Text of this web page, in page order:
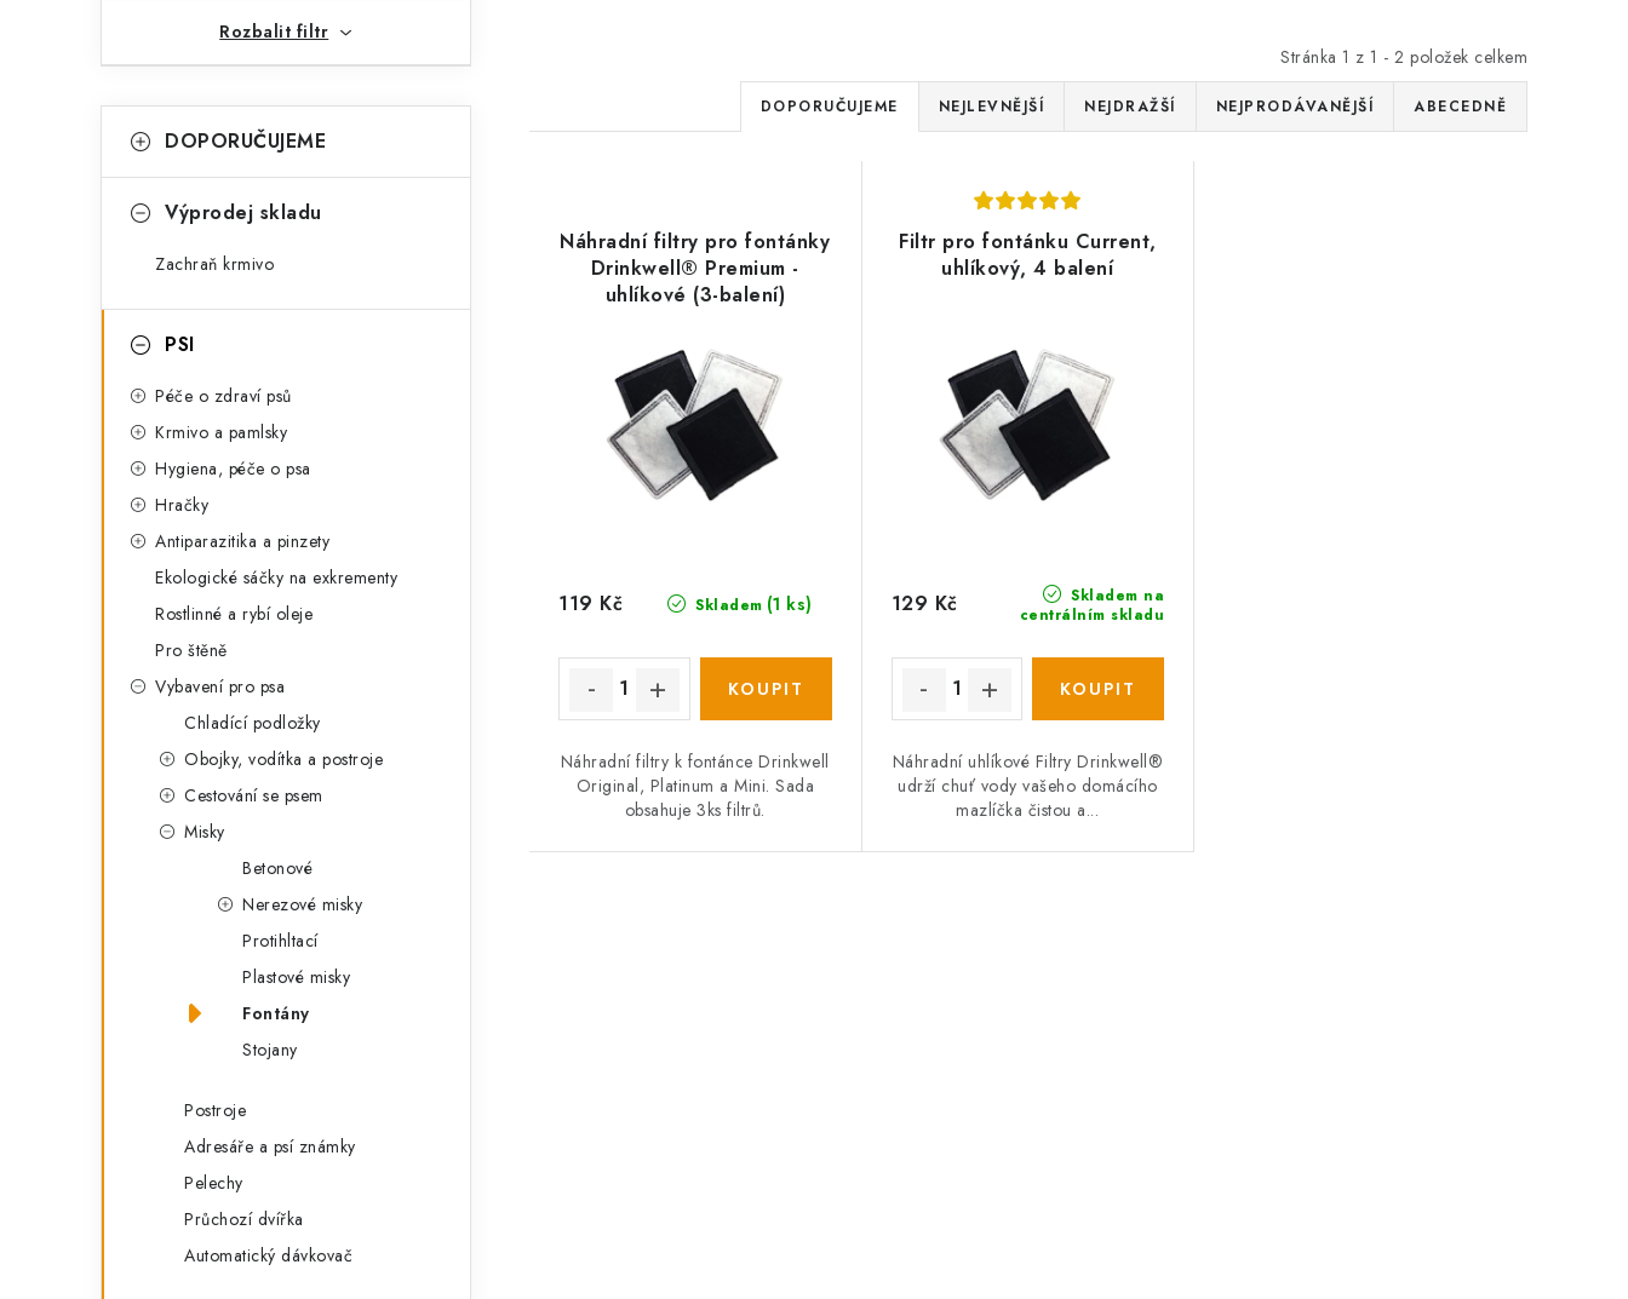
í
p
a
l
Rozbalit filtr
kategorie
a
o
DOPORUČUJEME
Výprodej skladu
Zachraň krmivo
PSI
Péče o zdraví psů
Krmivo a pamlsky
Hygiena, péče o psa
Hračky
Antiparazitika a pinzety
Ekologické sáčky na exkrementy
Rostlinné a rybí oleje
Pro štěně
Vybavení pro psa
Chladící podložky
Obojky, vodítka a postroje
Cestování se psem
Misky
Betonové
Nerezové misky
Protihltací
Plastové misky
Fontány
Stojany
Postroje
Adresáře a psí známky
Pelechy
Průchozí dvířka
Automatický dávkovač
Stránka 1 z 1 - 2 položek celkem
Ř
a
e
n
p
r
o
k
t
ů
DOPORUČUJEME NEJLEVNĚJŠÍ NEJDRAŽŠÍ NEJPRODÁVANĚJŠÍ ABECEDNĚ
Náhradní filtry pro fontánky
Drinkwell® Premium -
uhlíkové (3-balení)
Skladem (1 ks)
119 Kč
Náhradní filtry k fontánce Drinkwell
Original, Platinum a Mini. Sada
obsahuje 3ks filtrů.
Filtr pro fontánku Current,
uhlíkový, 4 balení
Skladem na
centrálním skladu
129 Kč
Náhradní uhlíkové Filtry Drinkwell®
udrží chuť vody vašeho domácího
mazlíčka čistou a...